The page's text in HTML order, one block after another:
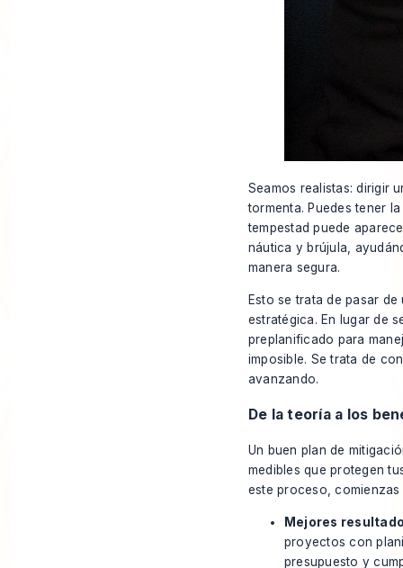
Seamos realistas: dirigir
tormenta. Puedes tener
tempestad puede
náutica y brújula,
manera segura.
Esto se trata de pasar
estratégica. En lugar de
preplanificado para
imposible. Se trata de
avanzando.
De la teoría a los
Un buen plan de
medibles que protegen
este proceso,
Mejores
proyectos con
presupuesto y